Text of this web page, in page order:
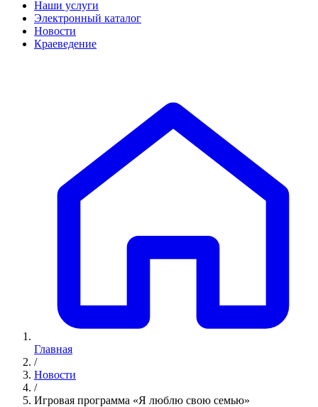
Наши услуги
Электронный каталог
Новости
Краеведение
Главная
/
Новости
/
Игровая программа «Я люблю свою семью»